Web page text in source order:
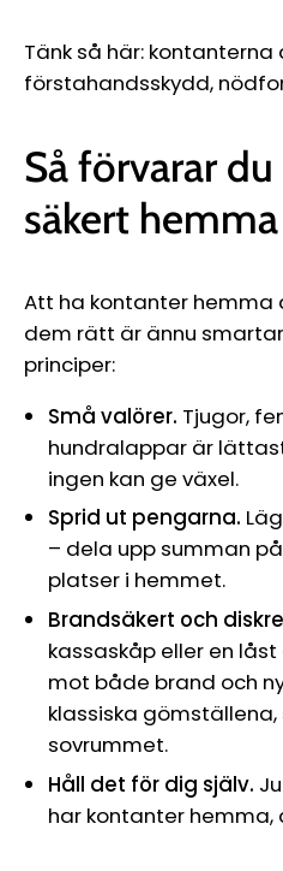
Tänk så här: kontanterna
förstahandsskydd,
Så förvarar
säkert hemma
Att ha kontanter
dem rätt är ännu
principer:
Små valörer. Tjugor,
hundralappar är
ingen kan ge växel.
Sprid ut pengarna.
– dela upp summan
platser i hemmet.
Brandsäkert och
kassaskåp eller en
mot både brand och
klassiska
sovrummet.
Håll det för dig själv.
har kontanter hemma,